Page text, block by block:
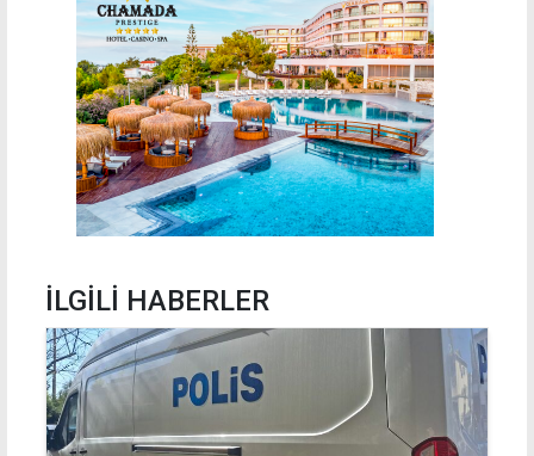
İLGİLİ HABERLER